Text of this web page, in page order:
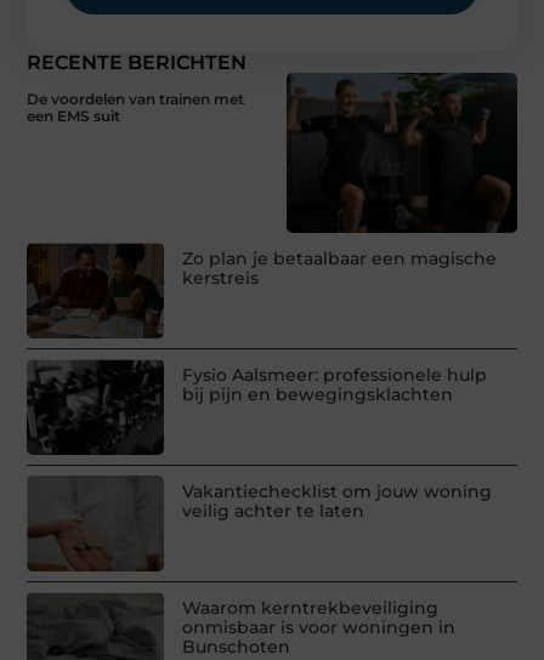
RECENTE BERICHTEN
De voordelen van trainen met
een EMS suit
Zo plan je betaalbaar een magische
kerstreis
Fysio Aalsmeer: professionele hulp
bij pijn en bewegingsklachten
Vakantiechecklist om jouw woning
veilig achter te laten
Waarom kerntrekbeveiliging
onmisbaar is voor woningen in
Bunschoten